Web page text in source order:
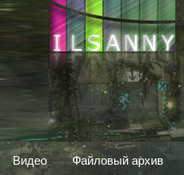
Видео Файловый архив